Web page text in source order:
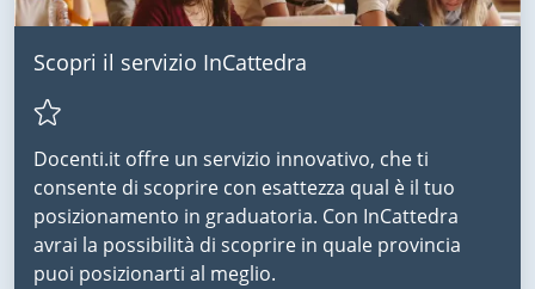
Scopri il servizio InCattedra
Docenti.it offre un servizio innovativo, che ti
consente di scoprire con esattezza qual è il tuo
posizionamento in graduatoria. Con InCattedra
avrai la possibilità di scoprire in quale provincia
puoi posizionarti al meglio.